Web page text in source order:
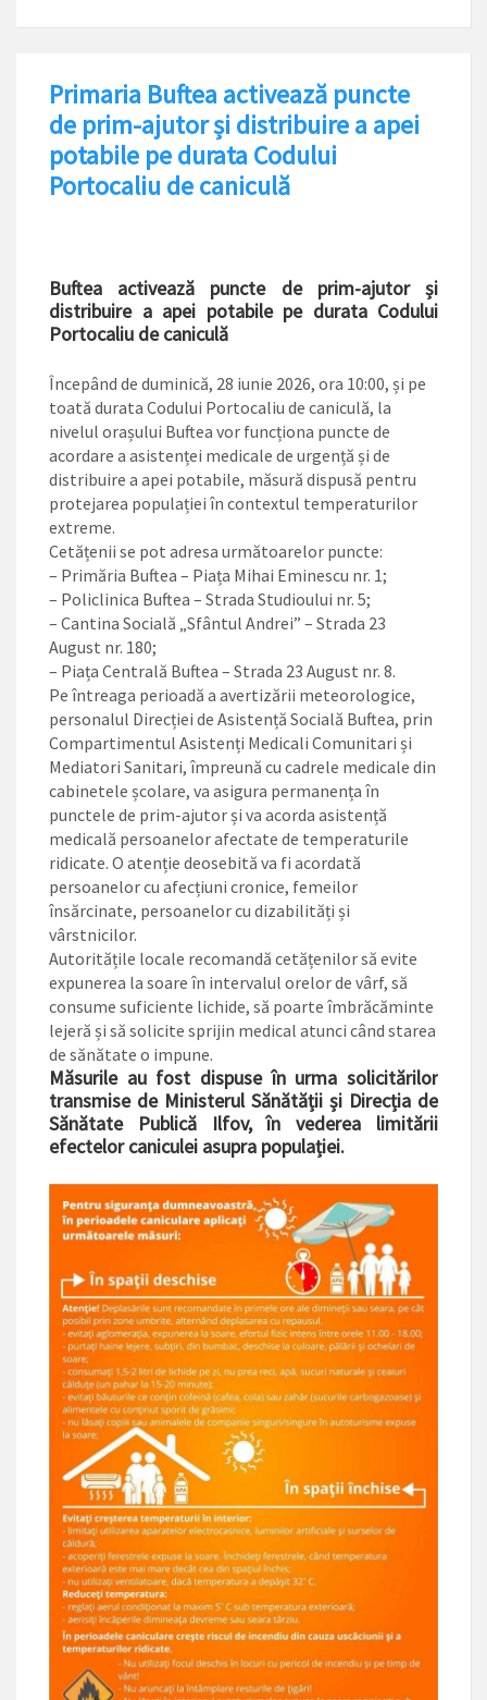
Primaria Buftea activează puncte
de prim-ajutor și distribuire a apei
potabile pe durata Codului
Portocaliu de caniculă
Buftea activează puncte de prim-ajutor și
distribuire a apei potabile pe durata Codului
Portocaliu de caniculă
Începând de duminică, 28 iunie 2026, ora 10:00, și pe
toată durata Codului Portocaliu de caniculă, la
nivelul orașului Buftea vor funcționa puncte de
acordare a asistenței medicale de urgență și de
distribuire a apei potabile, măsură dispusă pentru
protejarea populației în contextul temperaturilor
extreme.
Cetățenii se pot adresa următoarelor puncte:
– Primăria Buftea – Piața Mihai Eminescu nr. 1;
– Policlinica Buftea – Strada Studioului nr. 5;
– Cantina Socială „Sfântul Andrei” – Strada 23
August nr. 180;
– Piața Centrală Buftea – Strada 23 August nr. 8.
Pe întreaga perioadă a avertizării meteorologice,
personalul Direcției de Asistență Socială Buftea, prin
Compartimentul Asistenți Medicali Comunitari și
Mediatori Sanitari, împreună cu cadrele medicale din
cabinetele școlare, va asigura permanența în
punctele de prim-ajutor și va acorda asistență
medicală persoanelor afectate de temperaturile
ridicate. O atenție deosebită va fi acordată
persoanelor cu afecțiuni cronice, femeilor
însărcinate, persoanelor cu dizabilități și
vârstnicilor.
Autoritățile locale recomandă cetățenilor să evite
expunerea la soare în intervalul orelor de vârf, să
consume suficiente lichide, să poarte îmbrăcăminte
lejeră și să solicite sprijin medical atunci când starea
de sănătate o impune.
Măsurile au fost dispuse în urma solicitărilor
transmise de Ministerul Sănătății și Direcția de
Sănătate Publică Ilfov, în vederea limitării
efectelor caniculei asupra populației.